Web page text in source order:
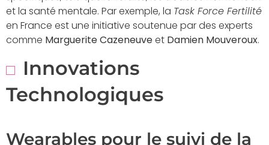
et la santé mentale. Par exemple, la Task Force Fertilité
en France est une initiative soutenue par des experts
comme Marguerite Cazeneuveet Damien Mouveroux.
Innovations
Technologiques
Wearables pour le suivi de la